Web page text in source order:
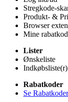
Stregkode-
Produkt- &
Browser
Mine
Lister
Ønskeliste
Indkøbsliste(r)
Rabatkoder
Se Rabatkoder